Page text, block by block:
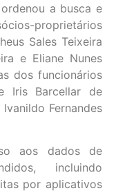
a busca e
proprietários
Sales Teixeira
e Eliane Nunes
dos funcionários
Iris Barcellar de
Fernandes
aos dados de
incluindo
por aplicativos